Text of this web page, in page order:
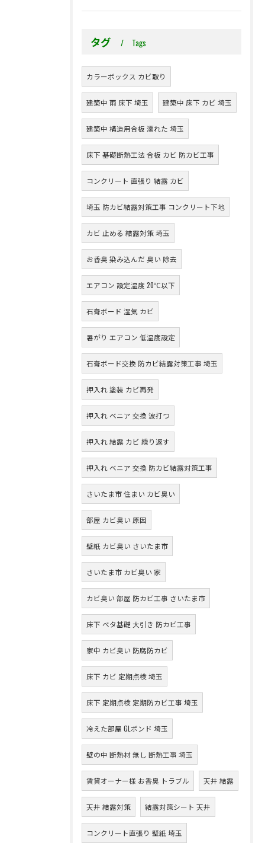
タグ Tags
カラーボックス カビ取り
建築中 雨 床下 埼玉 建築中 床下 カビ 埼玉
建築中 構造用合板 濡れた 埼玉
床下 基礎断熱工法 合板 カビ 防カビ工事
コンクリート 直張り 結露 カビ
埼玉 防カビ結露対策工事 コンクリート下地
カビ 止める 結露対策 埼玉
お香臭 染み込んだ 臭い 除去
エアコン 設定温度 20℃以下
石膏ボード 湿気 カビ
暑がり エアコン 低温度設定
石膏ボード交換 防カビ結露対策工事 埼玉
押入れ 塗装 カビ再発
押入れ ベニア 交換 波打つ
押入れ 結露 カビ 繰り返す
押入れ ベニア 交換 防カビ結露対策工事
さいたま市 住まい カビ臭い
部屋 カビ臭い 原因
壁紙 カビ臭い さいたま市
さいたま市 カビ臭い 家
カビ臭い 部屋 防カビ工事 さいたま市
床下 ベタ基礎 大引き 防カビ工事
家中 カビ臭い 防腐防カビ
床下 カビ 定期点検 埼玉
床下 定期点検 定期防カビ工事 埼玉
冷えた部屋 GLボンド 埼玉
壁の中 断熱材 無し 断熱工事 埼玉
賃貸オーナー様 お香臭 トラブル 天井 結露
天井 結露対策 結露対策シート 天井
コンクリート直張り 壁紙 埼玉